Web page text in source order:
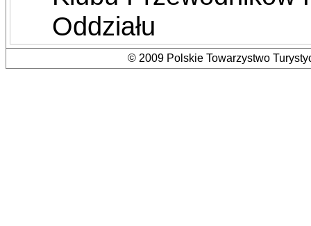
Oddziału
© 2009 Polskie Towarzystwo